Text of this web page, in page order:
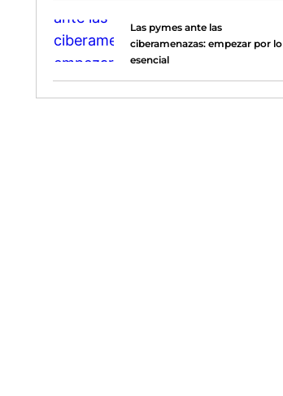
Las pymes ante las
ciberamenazas: empezar por lo
esencial